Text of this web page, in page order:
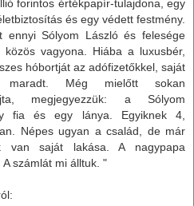
forintos értékpapír-tulajdona, egy
és egy védett festmény.
ennyi Sólyom László és felesége
vagyona. Hiába a luxusbér,
hóbortját az adófizetőkkel, saját
maradt. Még mielőtt sokan
megjegyezzük: a Sólyom
fia és egy lánya. Egyiknek 4,
Népes ugyan a család, de már
saját lakása. A nagypapa
számlát mi álltuk. "